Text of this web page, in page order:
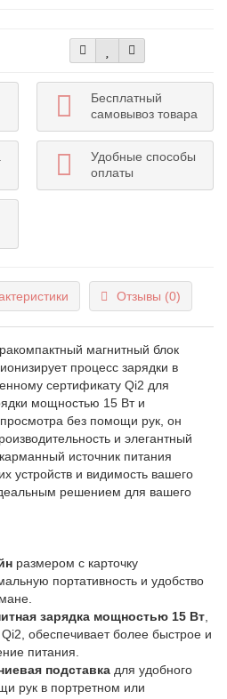
Бесплатный
самовывоз товара
Удобные способы
оплаты
Отзывы (0)
магнитный блок
процесс зарядки в
сертификату Qi2 для
мощностью 15 Вт и
без помощи рук, он
и элегантный
источник питания
устройств и видимость вашего
решением для вашего
размером с карточку
портативность и удобство
зарядка мощностью 15 Вт
обеспечивает более быстрое и
питания.
подставка для удобного
рук в портретном или